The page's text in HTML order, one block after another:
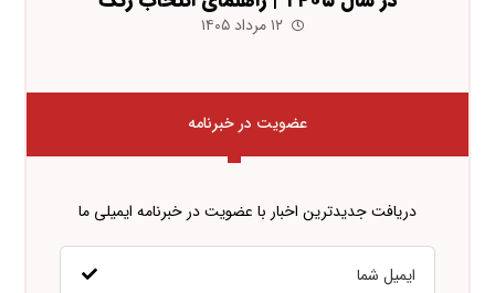
۱۲ مرداد ۱۴۰۵
عضویت در خبرنامه
دریافت جدیدترین اخبار با عضویت در خبرنامه ایمیلی ما